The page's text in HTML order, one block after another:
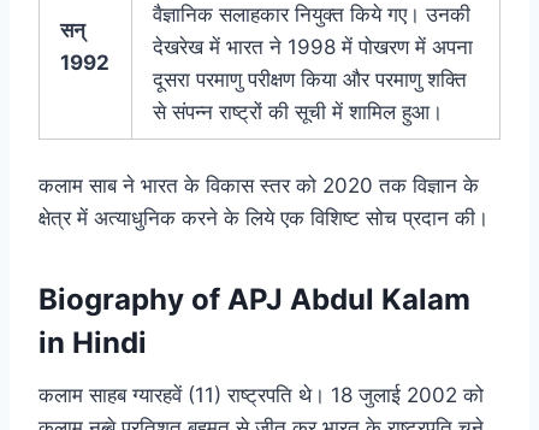
सन्
1992
वैज्ञानिक सलाहकार नियुक्त किये गए। उनकी
देखरेख में भारत ने 1998 में पोखरण में अपना
दूसरा परमाणु परीक्षण किया और परमाणु शक्ति
से संपन्न राष्ट्रों की सूची में शामिल हुआ।
कलाम साब ने भारत के विकास स्तर को 2020 तक विज्ञान के
क्षेत्र में अत्याधुनिक करने के लिये एक विशिष्ट सोच प्रदान की।
Biography of APJ Abdul Kalam
in Hindi
कलाम साहब ग्यारहवें (11) राष्ट्रपति थे। 18 जुलाई 2002 को